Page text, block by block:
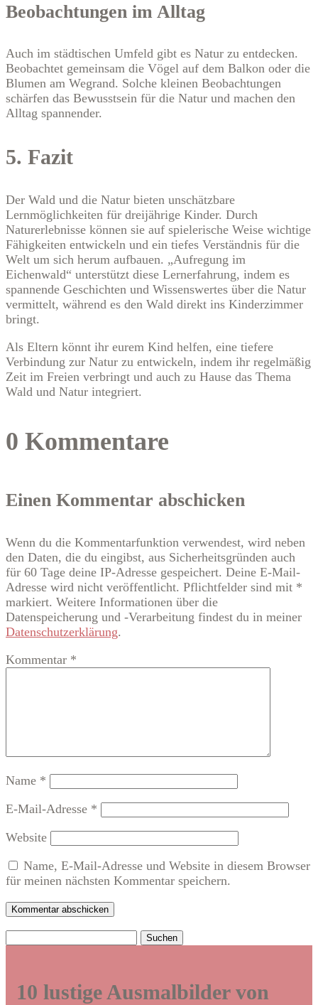
Beobachtungen im Alltag
Auch im städtischen Umfeld gibt es Natur zu entdecken.
Beobachtet gemeinsam die Vögel auf dem Balkon oder die
Blumen am Wegrand. Solche kleinen Beobachtungen
schärfen das Bewusstsein für die Natur und machen den
Alltag spannender.
5. Fazit
Der Wald und die Natur bieten unschätzbare
Lernmöglichkeiten für dreijährige Kinder. Durch
Naturerlebnisse können sie auf spielerische Weise wichtige
Fähigkeiten entwickeln und ein tiefes Verständnis für die
Welt um sich herum aufbauen. „Aufregung im
Eichenwald“ unterstützt diese Lernerfahrung, indem es
spannende Geschichten und Wissenswertes über die Natur
vermittelt, während es den Wald direkt ins Kinderzimmer
bringt.
Als Eltern könnt ihr eurem Kind helfen, eine tiefere
Verbindung zur Natur zu entwickeln, indem ihr regelmäßig
Zeit im Freien verbringt und auch zu Hause das Thema
Wald und Natur integriert.
0 Kommentare
Einen Kommentar abschicken
Wenn du die Kommentarfunktion verwendest, wird neben
den Daten, die du eingibst, aus Sicherheitsgründen auch
für 60 Tage deine IP-Adresse gespeichert. Deine E-Mail-
Adresse wird nicht veröffentlicht. Pflichtfelder sind mit *
markiert. Weitere Informationen über die
Datenspeicherung und -Verarbeitung findest du in meiner
Datenschutzerklärung.
Kommentar *
Name *
E-Mail-Adresse *
Website
Name, E-Mail-Adresse und Website in diesem Browser
für meinen nächsten Kommentar speichern.
Kommentar abschicken
10 lustige Ausmalbilder von